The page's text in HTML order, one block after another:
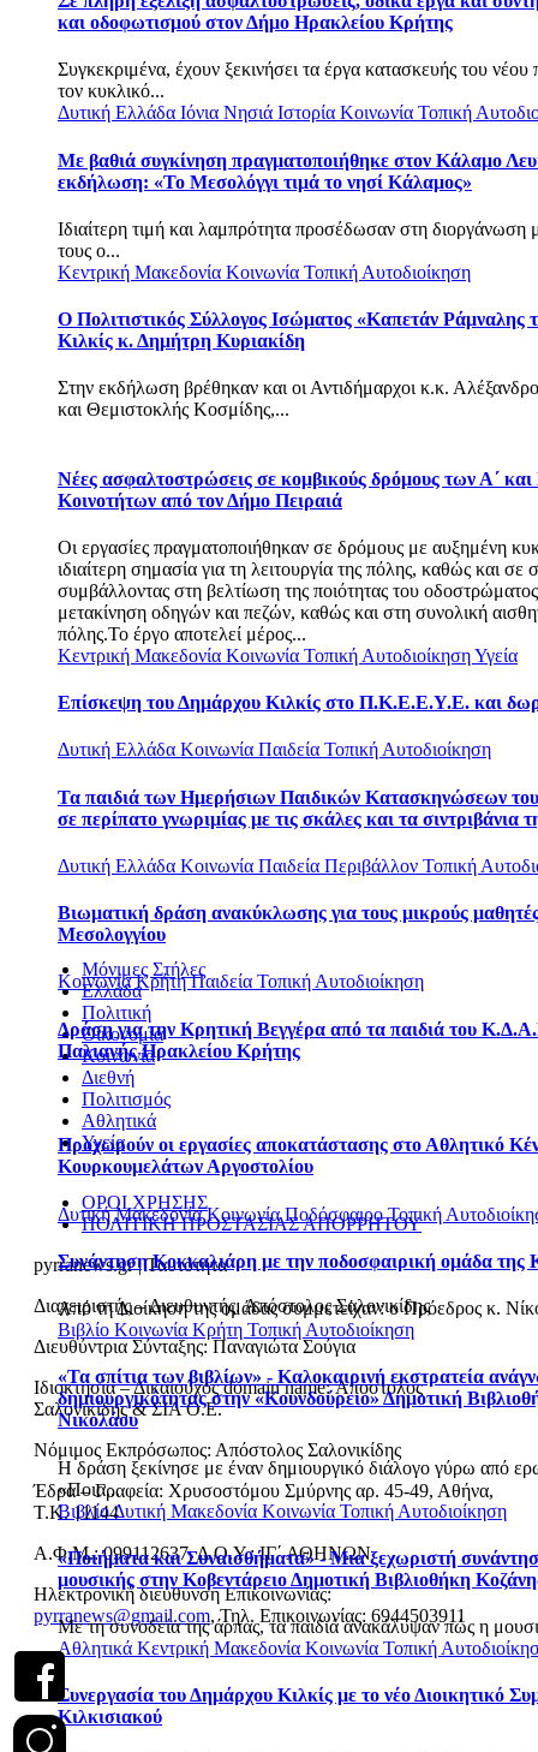
και οδοφωτισμού στον Δήμο Ηρακλείου Κρήτης
Συγκεκριμένα, έχουν ξεκινήσει τα έργα κατασκευής του νέου
τον κυκλικό...
Δυτική Ελλάδα Ιόνια Νησιά Ιστορία Κοινωνία Τοπική
Με βαθιά συγκίνηση πραγματοποιήθηκε στον Κάλαμο
εκδήλωση: «Το Μεσολόγγι τιμά το νησί Κάλαμος»
Ιδιαίτερη τιμή και λαμπρότητα προσέδωσαν στη διοργάνωση
τους ο...
Κεντρική Μακεδονία Κοινωνία Τοπική Αυτοδιοίκηση
Ο Πολιτιστικός Σύλλογος Ισώματος «Καπετάν Ράμναλης
Κιλκίς κ. Δημήτρη Κυριακίδη
Στην εκδήλωση βρέθηκαν και οι Αντιδήμαρχοι κ.κ.
και Θεμιστοκλής Κοσμίδης,...
Νέες ασφαλτοστρώσεις σε κομβικούς δρόμους των Α΄
Κοινοτήτων από τον Δήμο Πειραιά
Οι εργασίες πραγματοποιήθηκαν σε δρόμους με αυξημένη
ιδιαίτερη σημασία για τη λειτουργία της πόλης, καθώς και σε
συμβάλλοντας στη βελτίωση της ποιότητας του
μετακίνηση οδηγών και πεζών, καθώς και στη συνολική
πόλης.Το έργο αποτελεί μέρος...
Κεντρική Μακεδονία Κοινωνία Τοπική ΑυτοδιοίκησηΥγεία
Επίσκεψη του Δημάρχου Κιλκίς στο Π.Κ.Ε.Ε.Υ.Ε. και
Δυτική Ελλάδα Κοινωνία Παιδεία Τοπική Αυτοδιοίκηση
Τα παιδιά των Ημερήσιων Παιδικών Κατασκηνώσεων
σε περίπατο γνωριμίας με τις σκάλες και τα σιντριβάνια
Δυτική Ελλάδα Κοινωνία Παιδεία Περιβάλλον Τοπική
Βιωματική δράση ανακύκλωσης για τους μικρούς
Μεσολογγίου
ΚοινωνίαΚρήτηΠαιδεία Τοπική Αυτοδιοίκηση
Δράση για την Κρητική Βεγγέρα από τα παιδιά του
Παλιανής Ηρακλείου Κρήτης
Προχωρούν οι εργασίες αποκατάστασης στο Αθλητικό
Κουρκουμελάτων Αργοστολίου
Δυτική ΜακεδονίαΚοινωνίαΠοδόσφαιροΤοπική
Συνάντηση Κοκκαλιάρη με την ποδοσφαιρική ομάδα της
Από τη Διοίκηση της ομάδας συμμετείχαν: o Πρόεδρος κ.
Βιβλίο Κοινωνία Κρήτη Τοπική Αυτοδιοίκηση
«Τα σπίτια των βιβλίων» - Καλοκαιρινή εκστρατεία
δημιουργικότητας στην «Κουνδούρειο» Δημοτική
Νικολάου
Η δράση ξεκίνησε με έναν δημιουργικό διάλογο γύρω από
«Ποια...
ΒιβλίοΔυτική Μακεδονία Κοινωνία Τοπική Αυτοδιοίκηση
«Ποιήματα και Συναισθήματα» - Μια ξεχωριστή
μουσικής στην Κοβεντάρειο Δημοτική Βιβλιοθήκη
Με τη συνοδεία της άρπας, τα παιδιά ανακάλυψαν πώς η
Αθλητικά Κεντρική Μακεδονία Κοινωνία Τοπική
Συνεργασία του Δημάρχου Κιλκίς με το νέο Διοικητικό
Κιλκισιακού
Μόνιμες Στήλες
Ελλάδα
Πολιτική
Οικονομία
Κοινωνία
Διεθνή
Πολιτισμός
Αθλητικά
Υγεία
ΟΡΟΙ ΧΡΗΣΗΣ
ΠΟΛΙΤΙΚΗ ΠΡΟΣΤΑΣΙΑΣ ΑΠΟΡΡΗΤΟΥ
pyrranews.gr | Ταυτότητα
Διαχειριστής – Διευθυντής: Απόστολος Σαλονικίδης
Διευθύντρια Σύνταξης: Παναγιώτα Σούγια
Ιδιοκτησία – Δικαιούχος domain name: Απόστολος
Σαλονικίδης & ΣΙΑ Ο.Ε.
Νόμιμος Εκπρόσωπος: Απόστολος Σαλονικίδης
Έδρα – Γραφεία: Χρυσοστόμου Σμύρνης αρ. 45-49, Αθήνα,
Τ.Κ. 11144
Α.Φ.Μ.: 099112637, Δ.Ο.Υ.: ΙΓ΄ ΑΘΗΝΩΝ
Ηλεκτρονική διεύθυνση Επικοινωνίας:
pyrranews@gmail.com, Τηλ. Επικοινωνίας: 6944503911